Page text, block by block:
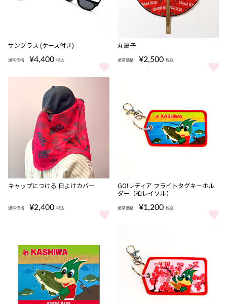
完売
サングラス (ケース付き)
通常価格 ¥4,400 税込
サングラス (ケース付き) をもっと見る
丸扇子
通常価格 ¥2,500 税込
キャップにつける 日よけカバー
通常価格 ¥2,400 税込
キャップにつける 日よけカバー をもっと見る
GO!レディア フライトタグキーホル
ダー（柏レイソル）
通常価格 ¥1,200 税込
GO!レディア フライトタグキー